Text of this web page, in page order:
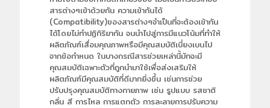
สารต่างๆเข้าด้วยกัน ความเข้ากันได้
(Compatibility)ของสารต่างๆจำเป็นที่จะต้องเข้ากัน
ได้โดยไม่ทำปฏิกิริยากัน จนนำไปสู่การมีแนวโน้มที่ทำให้
ผลิตภัณฑ์เสื่อมคุณภาพหรือมีคุณสมบัติเบี่ยงเบนไป
จากข้อกำหนด ในบางกรณีสารช่วยเหล่านี้มักจะมี
คุณสมบัติเฉพาะตัวที่ถูกนำมาใช้เพื่อส่งเสริมให้
ผลิตภัณฑ์มีคุณสมบัติที่ดีมากยิ่งขึ้น เช่นการช่วย
ปรับปรุงคุณสมบัติทางกายภาพ เช่น รูปแบบ รสชาติ
กลิ่น สี การไหล การแตกตัว การละลายการปรับความ